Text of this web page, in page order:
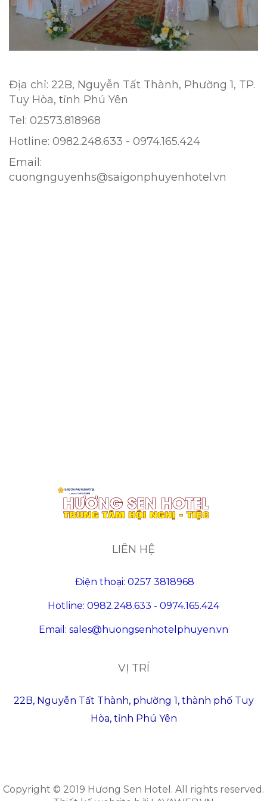
Địa chỉ: 22B, Nguyễn Tất Thành, Phường 1, TP.
Tuy Hòa, tỉnh Phú Yên
Tel: 02573.818968
Hotline: 0982.248.633 - 0974.165.424
Email:
cuongnguyenhs@saigonphuyenhotel.vn
LIÊN HỆ
Điện thoại: 0257 3818968
Hotline: 0982.248.633 - 0974.165.424
Email: sales@huongsenhotelphuyen.vn
VỊ TRÍ
22B, Nguyễn Tất Thành, phường 1, thành phố Tuy
Hòa, tỉnh Phú Yên
Copyright © 2019 Hương Sen Hotel. All rights reserved.